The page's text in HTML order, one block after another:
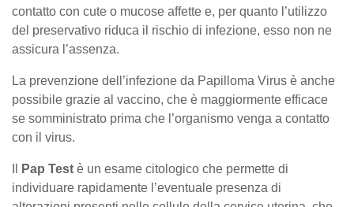
contatto con cute o mucose affette e, per quanto l’utilizzo
del preservativo riduca il rischio di infezione, esso non ne
assicura l’assenza.
La prevenzione dell’infezione da Papilloma Virus è anche
possibile grazie al vaccino, che è maggiormente efficace
se somministrato prima che l’organismo venga a contatto
con il virus.
Pap Test è un esame citologico che permette di
individuare rapidamente l’eventuale presenza di